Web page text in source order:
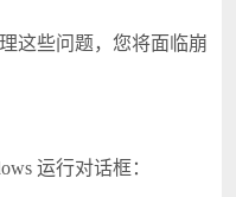
些问题，您将面临崩
运行对话框：